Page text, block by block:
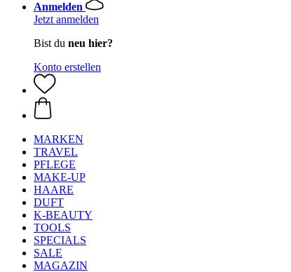
Anmelden
Jetzt anmelden
Bist du neu hier?
Konto erstellen
MARKEN
TRAVEL
PFLEGE
MAKE-UP
HAARE
DUFT
K-BEAUTY
TOOLS
SPECIALS
SALE
MAGAZIN